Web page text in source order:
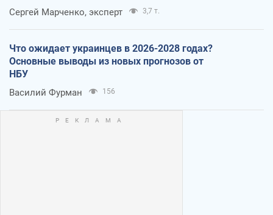
Сергей Марченко, эксперт 3,7 т.
Что ожидает украинцев в 2026-2028 годах?
Основные выводы из новых прогнозов от
НБУ
Василий Фурман 156